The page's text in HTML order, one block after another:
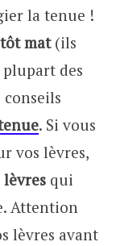
la tenue !
mat (ils
des
conseils
. Si vous
vos lèvres,
lèvres qui
Attention
lèvres avant